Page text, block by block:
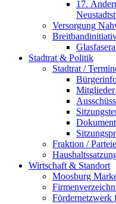
17.
Versorgung
Stadtrat & Politik
Stadtrat /
Mitglieder
Fraktion /
Wirtschaft & Standort
Moosburg
Fördernetzwerk